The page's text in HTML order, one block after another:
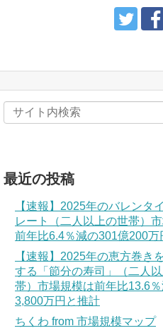
最近の投稿
【速報】2025年のバレンタ
レート（二人以上の世帯）
前年比6.4％減の301億200万
【速報】2025年の恵方巻き
する「節分の寿司」（二人
帯）市場規模は前年比13.6
3,800万円と推計
ちくわ from 市場規模マップ